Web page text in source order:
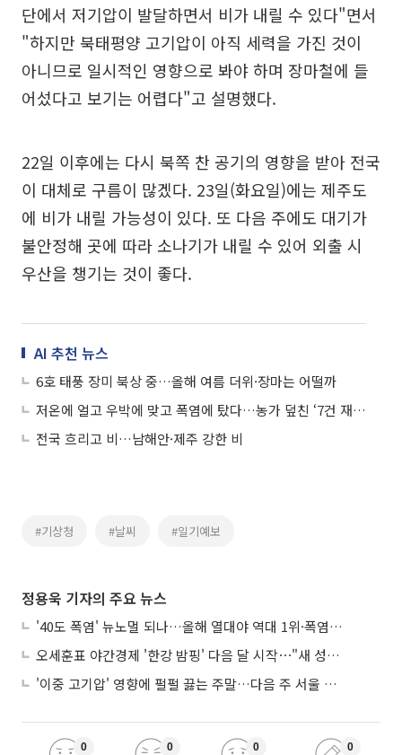
단에서 저기압이 발달하면서 비가 내릴 수 있다"면서
"하지만 북태평양 고기압이 아직 세력을 가진 것이
아니므로 일시적인 영향으로 봐야 하며 장마철에 들
어섰다고 보기는 어렵다"고 설명했다.
22일 이후에는 다시 북쪽 찬 공기의 영향을 받아 전국
이 대체로 구름이 많겠다. 23일(화요일)에는 제주도
에 비가 내릴 가능성이 있다. 또 다음 주에도 대기가
불안정해 곳에 따라 소나기가 내릴 수 있어 외출 시
우산을 챙기는 것이 좋다.
AI 추천 뉴스
6호 태풍 장미 북상 중…올해 여름 더위·장마는 어떨까
저온에 얼고 우박에 맞고 폭염에 탔다…농가 덮친 ‘7건 재해’ 정부 지원 확대
전국 흐리고 비…남해안·제주 강한 비
#기상청 #날씨 #일기예보
정용욱 기자의 주요 뉴스
'40도 폭염' 뉴노멀 되나…올해 열대야 역대 1위·폭염일수 평년 3배 넘어
오세훈표 야간경제 '한강 밤핑' 다음 달 시작⋯"새 성장동력 만들 것"
'이중 고기압' 영향에 펄펄 끓는 주말…다음 주 서울 포함 서쪽이 더 덥다
0 0 0 0